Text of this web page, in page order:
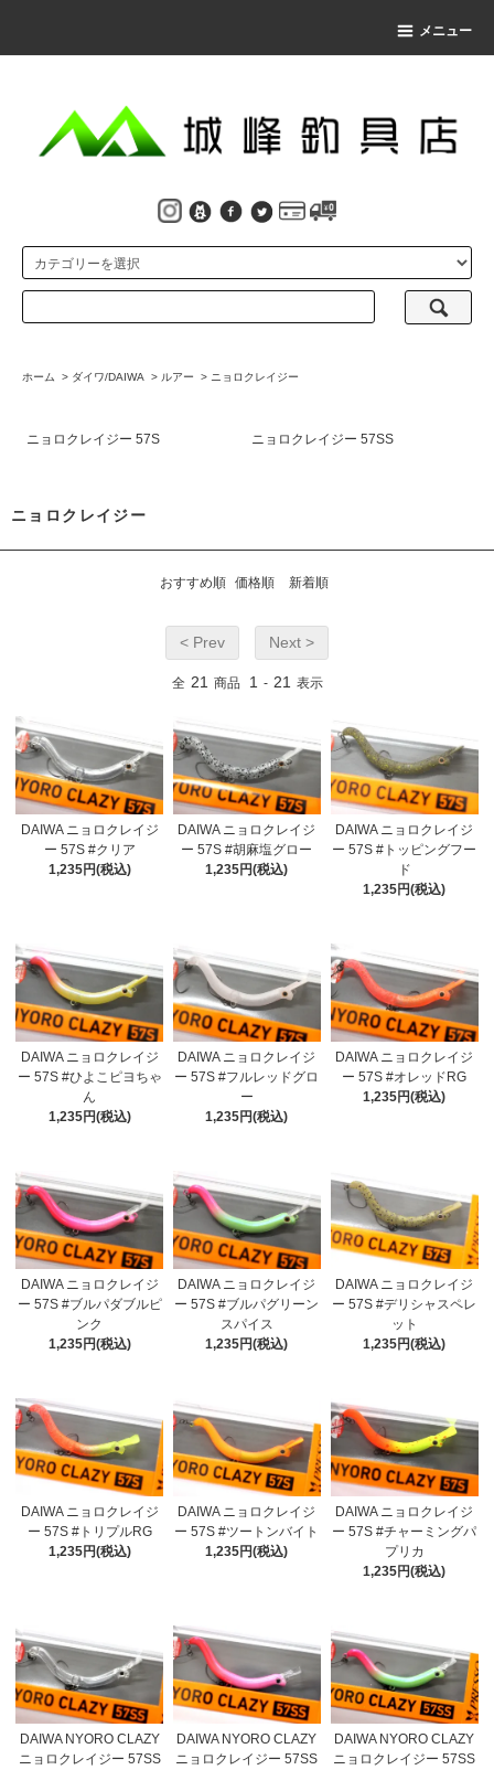
メニュー
ホーム > ダイワ/DAIWA > ルアー > ニョロクレイジー
ニョロクレイジー 57S ニョロクレイジー 57SS
ニョロクレイジー
おすすめ順 価格順 新着順
< Prev Next >
全 21 商品 1 - 21 表示
DAIWA ニョロクレイジ
ー 57S #クリア
1,235円(税込)
DAIWA ニョロクレイジ
ー 57S #胡麻塩グロー
1,235円(税込)
DAIWA ニョロクレイジ
ー 57S #トッピングフー
ド
1,235円(税込)
DAIWA ニョロクレイジ
ー 57S #ひよこピヨちゃ
ん
1,235円(税込)
DAIWA ニョロクレイジ
ー 57S #フルレッドグロ
ー
1,235円(税込)
DAIWA ニョロクレイジ
ー 57S #オレッドRG
1,235円(税込)
DAIWA ニョロクレイジ
ー 57S #ブルパダブルピ
ンク
1,235円(税込)
DAIWA ニョロクレイジ
ー 57S #ブルパグリーン
スパイス
1,235円(税込)
DAIWA ニョロクレイジ
ー 57S #デリシャスペレ
ット
1,235円(税込)
DAIWA ニョロクレイジ
ー 57S #トリプルRG
1,235円(税込)
DAIWA ニョロクレイジ
ー 57S #ツートンバイト
1,235円(税込)
DAIWA ニョロクレイジ
ー 57S #チャーミングパ
プリカ
1,235円(税込)
DAIWA NYORO CLAZY
ニョロクレイジー 57SS
DAIWA NYORO CLAZY
ニョロクレイジー 57SS
DAIWA NYORO CLAZY
ニョロクレイジー 57SS